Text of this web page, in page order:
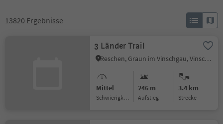
13820 Ergebnisse
3 Länder Trail
Reschen, Graun im Vinschgau, Vinschgau
Mittel
Schwierigkeitsgrad
246 m
Aufstieg
3.4 km
Strecke